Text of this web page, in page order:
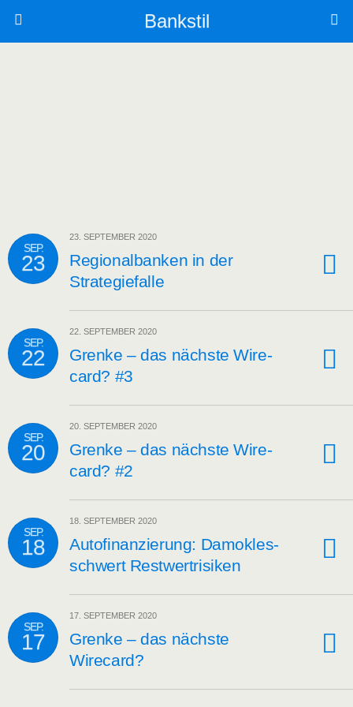
Bankstil
SEP.
23
23. SEPTEMBER 2020
Regio­nal­ban­ken in der
Strategiefalle
SEP.
22
22. SEPTEMBER 2020
Gren­ke – das nächs­te Wire­
card? #3
SEP.
20
20. SEPTEMBER 2020
Gren­ke – das nächs­te Wire­
card? #2
SEP.
18
18. SEPTEMBER 2020
Auto­fi­nan­zie­rung: Damo­kles­
schwert Restwertrisiken
SEP.
17
17. SEPTEMBER 2020
Gren­ke – das nächs­te
Wirecard?